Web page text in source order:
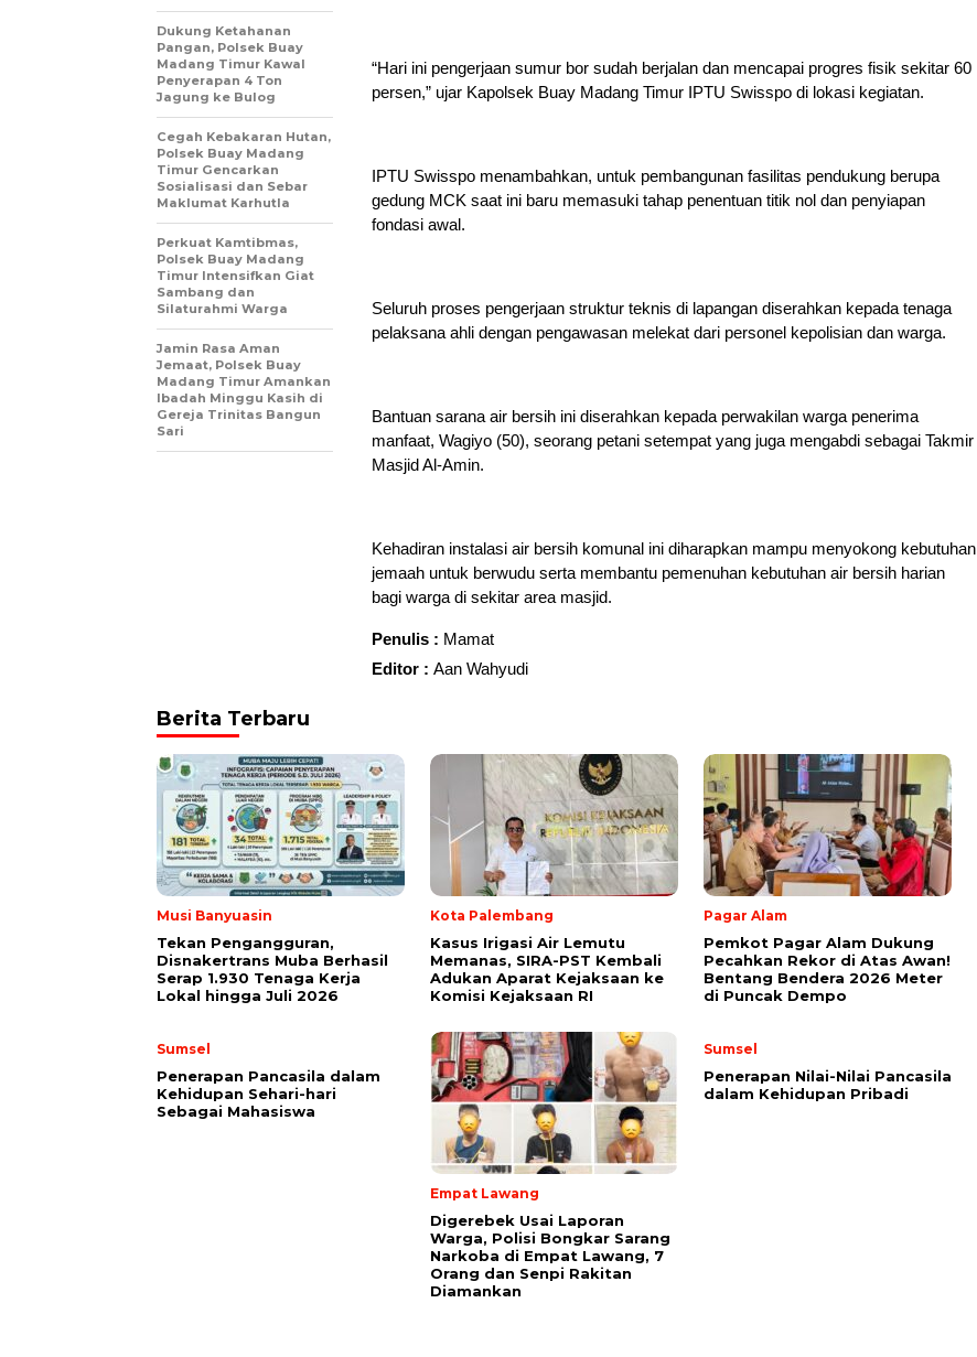
“Hari ini pengerjaan sumur bor sudah berjalan dan mencapai progres fisik sekitar 60
persen,” ujar Kapolsek Buay Madang Timur IPTU Swisspo di lokasi kegiatan.
IPTU Swisspo menambahkan, untuk pembangunan fasilitas pendukung berupa
gedung MCK saat ini baru memasuki tahap penentuan titik nol dan penyiapan
fondasi awal.
Seluruh proses pengerjaan struktur teknis di lapangan diserahkan kepada tenaga
pelaksana ahli dengan pengawasan melekat dari personel kepolisian dan warga.
Bantuan sarana air bersih ini diserahkan kepada perwakilan warga penerima
manfaat, Wagiyo (50), seorang petani setempat yang juga mengabdi sebagai Takmir
Masjid Al-Amin.
Kehadiran instalasi air bersih komunal ini diharapkan mampu menyokong kebutuhan
jemaah untuk berwudu serta membantu pemenuhan kebutuhan air bersih harian
bagi warga di sekitar area masjid.
Penulis : Mamat
Editor : Aan Wahyudi
Dukung Ketahanan
Pangan, Polsek Buay
Madang Timur Kawal
Penyerapan 4 Ton
Jagung ke Bulog
Cegah Kebakaran Hutan,
Polsek Buay Madang
Timur Gencarkan
Sosialisasi dan Sebar
Maklumat Karhutla
Perkuat Kamtibmas,
Polsek Buay Madang
Timur Intensifkan Giat
Sambang dan
Silaturahmi Warga
Jamin Rasa Aman
Jemaat, Polsek Buay
Madang Timur Amankan
Ibadah Minggu Kasih di
Gereja Trinitas Bangun
Sari
Berita Terbaru
Musi Banyuasin
Tekan Pengangguran,
Disnakertrans Muba Berhasil
Serap 1.930 Tenaga Kerja
Lokal hingga Juli 2026
Kota Palembang
Kasus Irigasi Air Lemutu
Memanas, SIRA-PST Kembali
Adukan Aparat Kejaksaan ke
Komisi Kejaksaan RI
Pagar Alam
Pemkot Pagar Alam Dukung
Pecahkan Rekor di Atas Awan!
Bentang Bendera 2026 Meter
di Puncak Dempo
Sumsel
Penerapan Pancasila dalam
Kehidupan Sehari-hari
Sebagai Mahasiswa
Empat Lawang
Digerebek Usai Laporan
Warga, Polisi Bongkar Sarang
Narkoba di Empat Lawang, 7
Orang dan Senpi Rakitan
Diamankan
Sumsel
Penerapan Nilai-Nilai Pancasila
dalam Kehidupan Pribadi